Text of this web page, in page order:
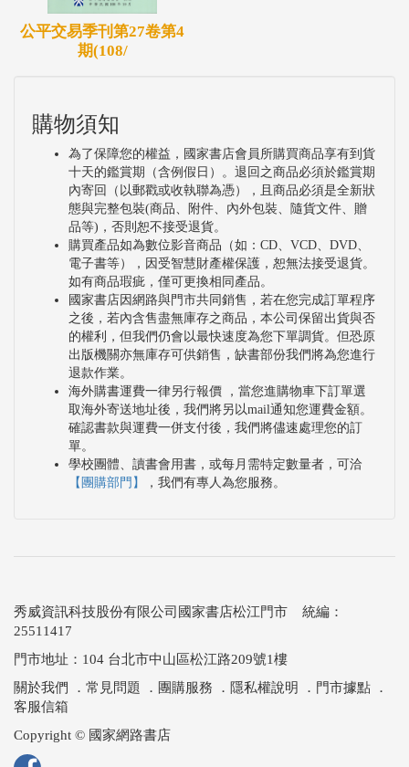
公平交易季刊第27卷第4
期(108/
購物須知
為了保障您的權益，國家書店會員所購買商品享有到貨
十天的鑑賞期（含例假日）。退回之商品必須於鑑賞期
內寄回（以郵戳或收執聯為憑），且商品必須是全新狀
態與完整包裝(商品、附件、內外包裝、隨貨文件、贈
品等)，否則恕不接受退貨。
購買產品如為數位影音商品（如：CD、VCD、DVD、
電子書等），因受智慧財產權保護，恕無法接受退貨。
如有商品瑕疵，僅可更換相同產品。
國家書店因網路與門市共同銷售，若在您完成訂單程序
之後，若內含售盡無庫存之商品，本公司保留出貨與否
的權利，但我們仍會以最快速度為您下單調貨。但恐原
出版機關亦無庫存可供銷售，缺書部份我們將為您進行
退款作業。
海外購書運費一律另行報價 ，當您進購物車下訂單選
取海外寄送地址後，我們將另以mail通知您運費金額。
確認書款與運費一併支付後，我們將儘速處理您的訂
單。
學校團體、讀書會用書，或每月需特定數量者，可洽
【團購部門】
，我們有專人為您服務。
秀威資訊科技股份有限公司國家書店松江門市 統編：
25511417
門市地址：104 台北市中山區松江路209號1樓
關於我們
． 常見問題 ． 團購服務 ． 隱私權說明 ． 門市據點 ．
客服信箱
Copyright © 國家網路書店